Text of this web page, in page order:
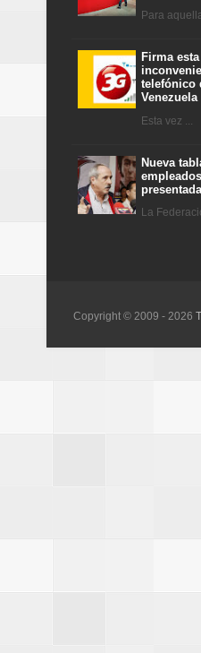
Para
Firma
telefónico
Venezuela
Esta vez ...
Nueva
La
Copyright © 2009 - 2026